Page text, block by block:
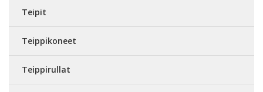
Teipit
Teippikoneet
Teippirullat